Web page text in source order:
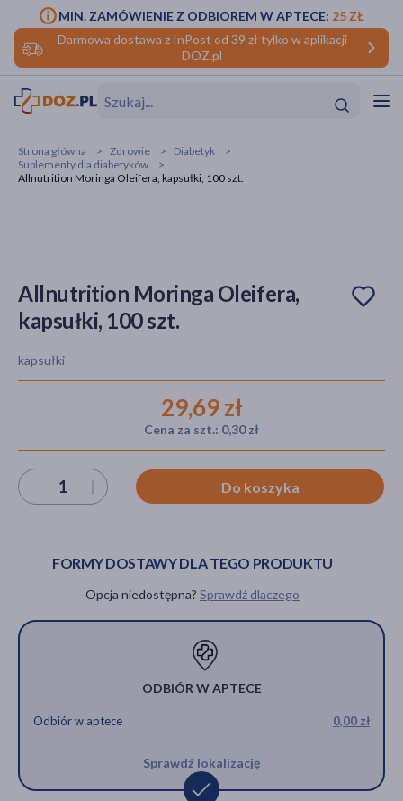
Darmowa dostawa z InPost od 39 zł tylko w aplikacji
DOZ.pl
MIN. ZAMÓWIENIE Z ODBIOREM W APTECE: 25 ZŁ
Hit
Strona główna Zdrowie
Diabetyk
Suplementy dla diabetyków
Allnutrition Moringa Oleifera, kapsułki, 100 szt.
Allnutrition Moringa Oleifera,
kapsułki, 100 szt.
kapsułki
29,69 zł
Cena za szt.: 0,30 zł
Wybierz ilość Do koszyka
FORMY DOSTAWY DLA TEGO PRODUKTU
Opcja niedostępna? Sprawdź dlaczego
ODBIÓR W APTECE
Odbiór w aptece 0,00 zł
Sprawdź lokalizację